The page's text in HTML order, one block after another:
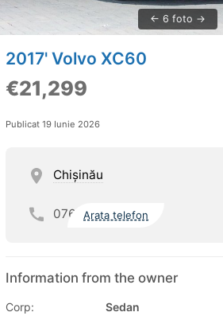
6 foto
2017' Volvo XC60
€21,299
Publicat 19 Iunie 2026
Chişinău
076 Arata telefon
Information from the owner
Corp:
Sedan